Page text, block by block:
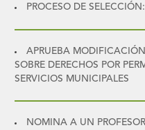
PROCESO DE
APRUEBA
SOBRE DERECHOS POR
SERVICIOS MUNICIPALES
NOMINA A UN